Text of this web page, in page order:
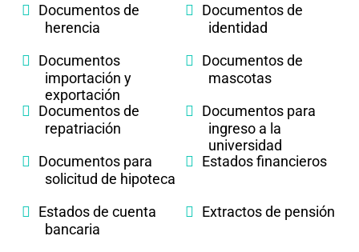
Documentos de
herencia
Documentos de
identidad
Documentos
importación y
exportación
Documentos de
mascotas
Documentos de
repatriación
Documentos para
ingreso a la
universidad
Documentos para
solicitud de hipoteca
Estados financieros
Estados de cuenta
bancaria
Extractos de pensión